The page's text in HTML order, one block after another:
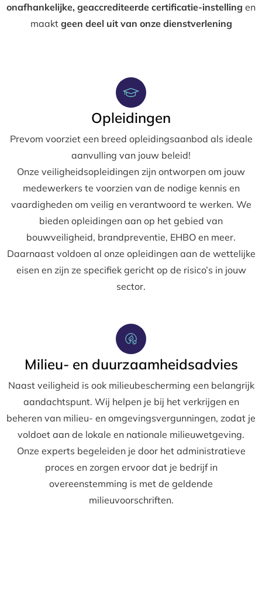
onafhankelijke, geaccrediteerde certificatie-instelling en
maakt geen deel uit van onze dienstverlening
Opleidingen
Prevom voorziet een breed opleidingsaanbod als ideale
aanvulling van jouw beleid!
Onze veiligheidsopleidingen zijn ontworpen om jouw
medewerkers te voorzien van de nodige kennis en
vaardigheden om veilig en verantwoord te werken. We
bieden opleidingen aan op het gebied van
bouwveiligheid, brandpreventie, EHBO en meer.
Daarnaast voldoen al onze opleidingen aan de wettelijke
eisen en zijn ze specifiek gericht op de risico’s in jouw
sector.
Milieu- en duurzaamheidsadvies
Naast veiligheid is ook milieubescherming een belangrijk
aandachtspunt. Wij helpen je bij het verkrijgen en
beheren van milieu- en omgevingsvergunningen, zodat je
voldoet aan de lokale en nationale milieuwetgeving.
Onze experts begeleiden je door het administratieve
proces en zorgen ervoor dat je bedrijf in
overeenstemming is met de geldende
milieuvoorschriften.